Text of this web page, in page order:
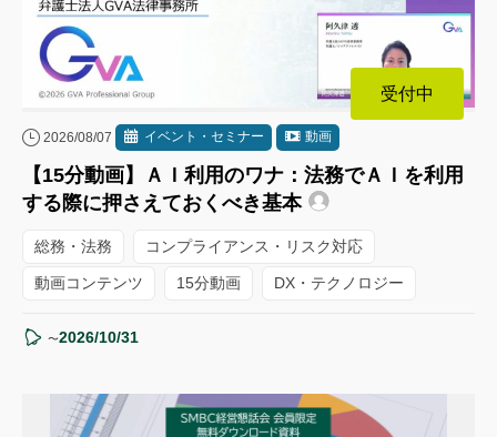
受付中
2026/08/07 イベント・セミナー 動画
【15分動画】ＡＩ利用のワナ：法務でＡＩを利用
する際に押さえておくべき基本
総務・法務 コンプライアンス・リスク対応
動画コンテンツ 15分動画 DX・テクノロジー
〜2026/10/31